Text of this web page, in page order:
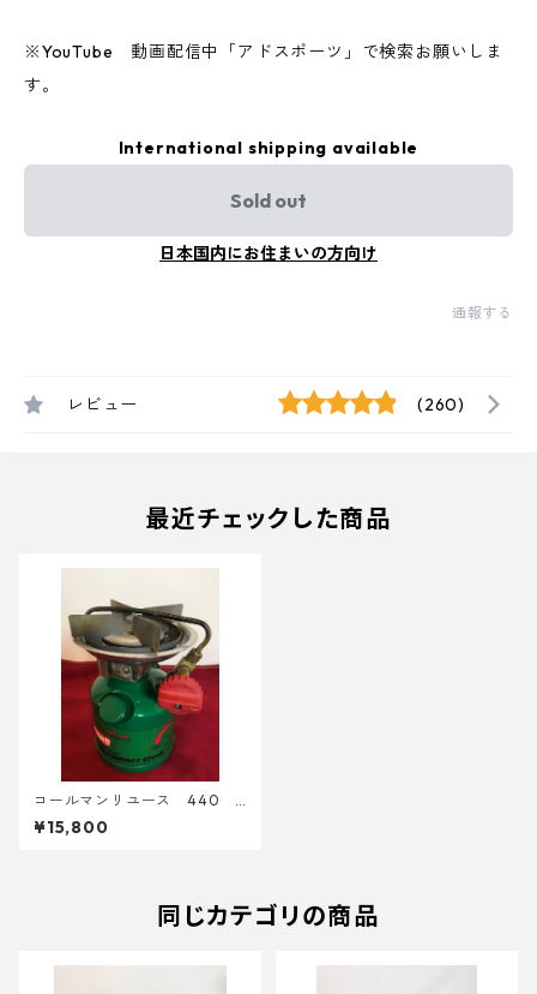
※YouTube 動画配信中「アドスポーツ」で検索お願いしま
す。
International shipping available
Sold out
日本国内にお住まいの方向け
通報する
レビュー (260)
最近チェックした商品
コールマンリユース 440 1
996年2月製 点検整備済 45
23
¥15,800
同じカテゴリの商品